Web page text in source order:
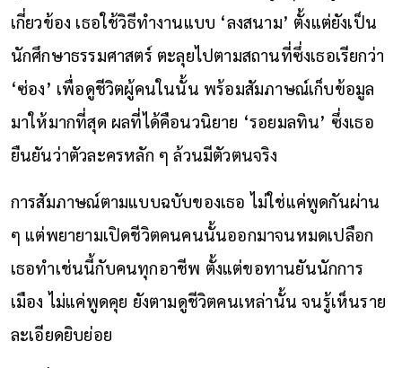
เกี่ยวข้อง เธอใช้วิธีทำงานแบบ ‘ลงสนาม’ ตั้งแต่ยังเป็น
นักศึกษาธรรมศาสตร์ ตะลุยไปตามสถานที่ซึ่งเธอเรียกว่า
‘ซ่อง’ เพื่อดูชีวิตผู้คนในนั้น พร้อมสัมภาษณ์เก็บข้อมูล
มาให้มากที่สุด ผลที่ได้คือนวนิยาย ‘รอยมลทิน’ ซึ่งเธอ
ยืนยันว่าตัวละครหลัก ๆ ล้วนมีตัวตนจริง
การสัมภาษณ์ตามแบบฉบับของเธอ ไม่ใช่แค่พูดกันผ่าน
ๆ แต่พยายามเปิดชีวิตคนคนนั้นออกมาจนหมดเปลือก
เธอทำเช่นนี้กับคนทุกอาชีพ ตั้งแต่ขอทานยันนักการ
เมือง ไม่แค่พูดคุย ยังตามดูชีวิตคนเหล่านั้น จนรู้เห็นราย
ละเอียดยิบย่อย